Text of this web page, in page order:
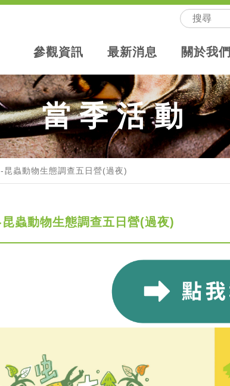
參觀資訊 最新消息 關於我們
當季活動
昆蟲動物生態調查五日營(過夜)
蟲動物生態調查五日營(過夜)